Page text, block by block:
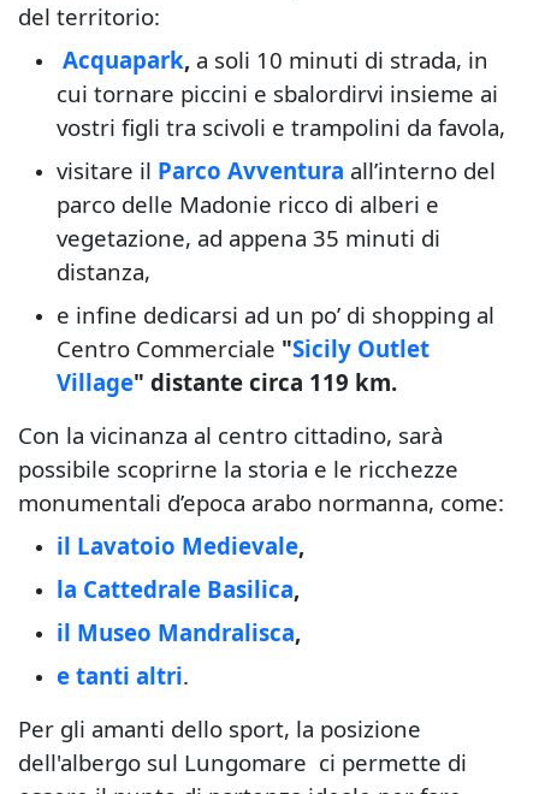
del territorio:
Acquapark, a soli 10 minuti di strada, in
cui tornare piccini e sbalordirvi insieme ai
vostri figli tra scivoli e trampolini da favola,
visitare il Parco Avventura all’interno del
parco delle Madonie ricco di alberi e
vegetazione, ad appena 35 minuti di
distanza,
e infine dedicarsi ad un po’ di shopping al
Centro Commerciale "Sicily Outlet
Village" distante circa 119 km.
Con la vicinanza al centro cittadino, sarà
possibile scoprirne la storia e le ricchezze
monumentali d’epoca arabo normanna, come:
il Lavatoio Medievale,
la Cattedrale Basilica,
il Museo Mandralisca,
e tanti altri.
Per gli amanti dello sport, la posizione
dell'albergo sul Lungomare ci permette di